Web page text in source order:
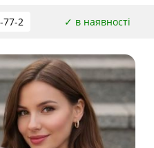
77-2 ✓ в наявності